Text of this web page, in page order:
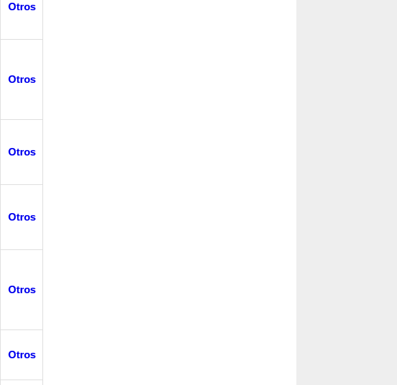
Otros
Otros
Otros
Otros
Otros
Otros